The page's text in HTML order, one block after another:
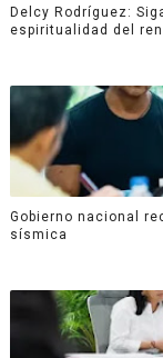
Delcy Rodríguez:
espiritualidad del
Gobierno nacional
sísmica